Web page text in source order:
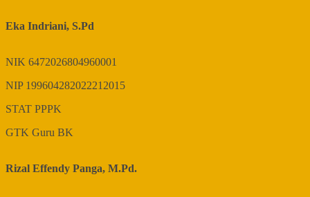
Eka Indriani, S.Pd
NIK 6472026804960001
NIP 199604282022212015
STAT PPPK
GTK Guru BK
Rizal Effendy Panga, M.Pd.